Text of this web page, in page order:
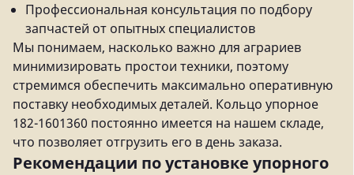
Профессиональная консультация по подбору
запчастей от опытных специалистов
Мы понимаем, насколько важно для аграриев
минимизировать простои техники, поэтому
стремимся обеспечить максимально оперативную
поставку необходимых деталей. Кольцо упорное
182-1601360 постоянно имеется на нашем складе,
что позволяет отгрузить его в день заказа.
Рекомендации по установке упорного